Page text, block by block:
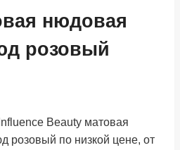
нюдовая
розовый
Beauty матовая
розовый по низкой цене, от